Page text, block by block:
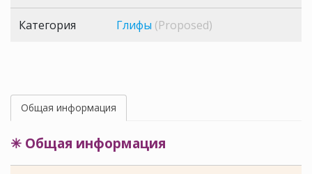
Категория Глифы (Proposed)
Общая информация
✳ Общая информация